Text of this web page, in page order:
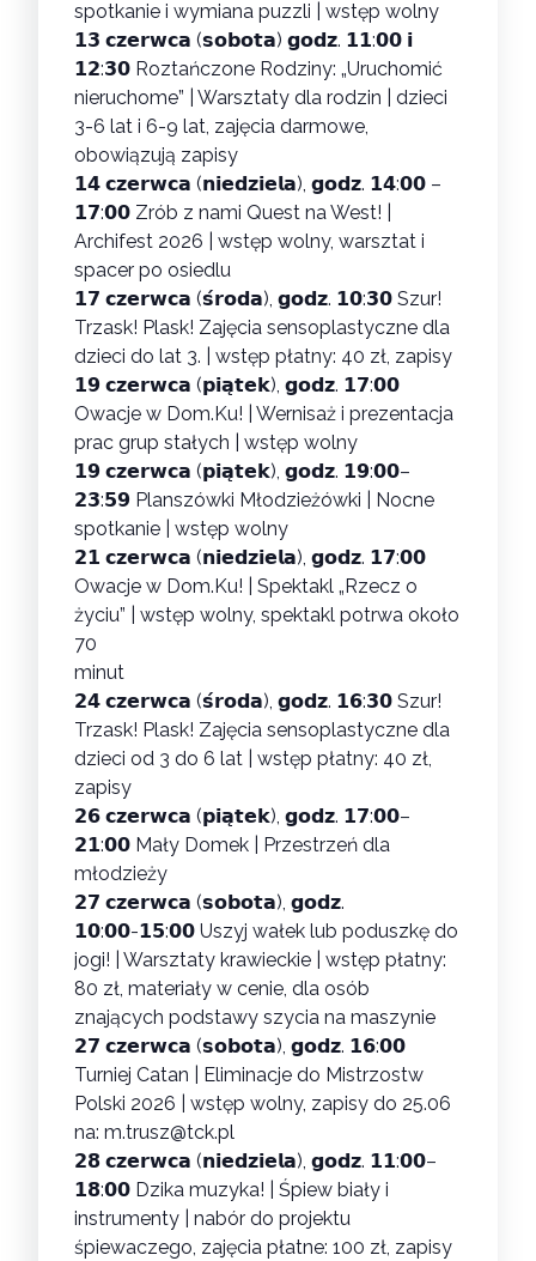
spotkanie i wymiana puzzli
| wstęp wolny
𝟭𝟯 𝗰𝘇𝗲𝗿𝘄𝗰𝗮 (𝘀𝗼𝗯𝗼𝘁𝗮) 𝗴𝗼𝗱𝘇. 𝟭𝟭:𝟬𝟬 𝗶
𝟭𝟮:𝟯𝟬 Roztańczone Rodziny: „Uruchomić
nieruchome” | Warsztaty dla rodzin | dzieci
3-6 lat i 6-9 lat, zajęcia darmowe,
obowiązują zapisy
𝟭𝟰 𝗰𝘇𝗲𝗿𝘄𝗰𝗮 (𝗻𝗶𝗲𝗱𝘇𝗶𝗲𝗹𝗮), 𝗴𝗼𝗱𝘇. 𝟭𝟰:𝟬𝟬 –
𝟭𝟳:𝟬𝟬 Zrób z nami Quest na West! |
Archifest 2026 | wstęp wolny, warsztat i
spacer po osiedlu
𝟭𝟳 𝗰𝘇𝗲𝗿𝘄𝗰𝗮 (𝘀́𝗿𝗼𝗱𝗮), 𝗴𝗼𝗱𝘇. 𝟭𝟬:𝟯𝟬 Szur!
Trzask! Plask! Zajęcia sensoplastyczne dla
dzieci do lat 3.
| wstęp płatny: 40 zł, zapisy
𝟭𝟵 𝗰𝘇𝗲𝗿𝘄𝗰𝗮 (𝗽𝗶𝗮̨𝘁𝗲𝗸), 𝗴𝗼𝗱𝘇. 𝟭𝟳:𝟬𝟬
Owacje w Dom.Ku! | Wernisaż i prezentacja
prac grup stałych
| wstęp wolny
𝟭𝟵 𝗰𝘇𝗲𝗿𝘄𝗰𝗮 (𝗽𝗶𝗮̨𝘁𝗲𝗸), 𝗴𝗼𝗱𝘇. 𝟭𝟵:𝟬𝟬–
𝟮𝟯:𝟱𝟵 Planszówki Młodzieżówki | Nocne
spotkanie
| wstęp wolny
𝟮𝟭 𝗰𝘇𝗲𝗿𝘄𝗰𝗮 (𝗻𝗶𝗲𝗱𝘇𝗶𝗲𝗹𝗮), 𝗴𝗼𝗱𝘇. 𝟭𝟳:𝟬𝟬
Owacje w Dom.Ku! | Spektakl „Rzecz o
życiu”
| wstęp wolny, spektakl potrwa około
70
minut
𝟮𝟰 𝗰𝘇𝗲𝗿𝘄𝗰𝗮 (𝘀́𝗿𝗼𝗱𝗮), 𝗴𝗼𝗱𝘇. 𝟭𝟲:𝟯𝟬 Szur!
Trzask! Plask! Zajęcia sensoplastyczne dla
dzieci od 3 do 6 lat | wstęp płatny: 40 zł,
zapisy
𝟮𝟲 𝗰𝘇𝗲𝗿𝘄𝗰𝗮 (𝗽𝗶𝗮̨𝘁𝗲𝗸), 𝗴𝗼𝗱𝘇. 𝟭𝟳:𝟬𝟬–
𝟮𝟭:𝟬𝟬 Mały Domek | Przestrzeń dla
młodzieży
𝟮𝟳 𝗰𝘇𝗲𝗿𝘄𝗰𝗮 (𝘀𝗼𝗯𝗼𝘁𝗮), 𝗴𝗼𝗱𝘇.
𝟭𝟬:𝟬𝟬-𝟭𝟱:𝟬𝟬 Uszyj wałek lub poduszkę do
jogi! | Warsztaty krawieckie | wstęp płatny:
80 zł, materiały w cenie, dla osób
znających podstawy szycia na maszynie
𝟮𝟳 𝗰𝘇𝗲𝗿𝘄𝗰𝗮 (𝘀𝗼𝗯𝗼𝘁𝗮), 𝗴𝗼𝗱𝘇. 𝟭𝟲:𝟬𝟬
Turniej Catan | Eliminacje do Mistrzostw
Polski 2026 | wstęp wolny, zapisy do 25.06
na: m.trusz@tck.pl
𝟮𝟴 𝗰𝘇𝗲𝗿𝘄𝗰𝗮 (𝗻𝗶𝗲𝗱𝘇𝗶𝗲𝗹𝗮), 𝗴𝗼𝗱𝘇. 𝟭𝟭:𝟬𝟬–
𝟭𝟴:𝟬𝟬 Dzika muzyka! | Śpiew biały i
instrumenty
| nabór do projektu
śpiewaczego, zajęcia płatne: 100 zł, zapisy